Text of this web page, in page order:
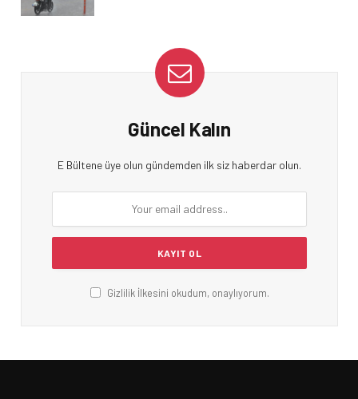
Güncel Kalın
E Bültene üye olun gündemden ilk siz haberdar olun.
Gizlilik İlkesini okudum, onaylıyorum.